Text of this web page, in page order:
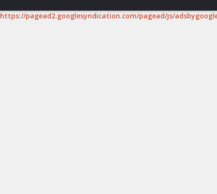
https://pagead2.googlesyndication.com/pagead/js/